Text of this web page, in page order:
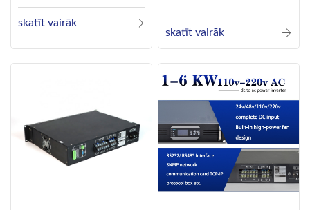
skatīt vairāk
current (DC) into
alternating current
skatīt vairāk